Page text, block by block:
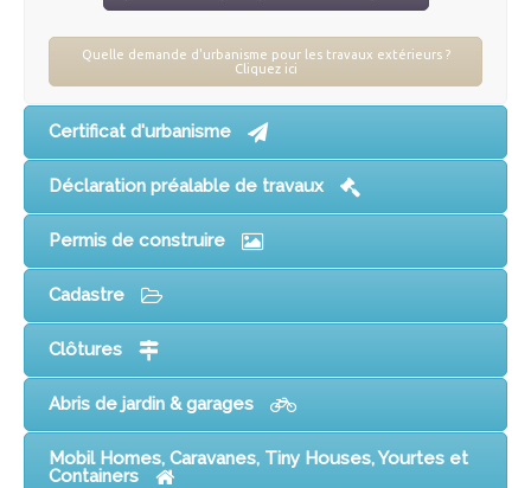
Quelle demande d'urbanisme pour les travaux extérieurs ?
Cliquez ici
Certificat d'urbanisme
Déclaration préalable de travaux
Permis de construire
Cadastre
Clôtures
Abris de jardin & garages
Mobil Homes, Caravanes, Tiny Houses, Yourtes et
Containers